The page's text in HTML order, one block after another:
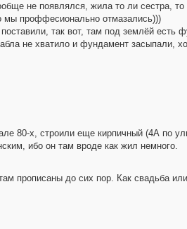
не появлялся, жила то ли сестра,
мы проффесионально отмазались)))
так вот, там под землёй есть
не хватило и фундамент засыпали,
80-х, строили еще кирпичный (4А по
ибо он там вроде как жил немного.
прописаны до сих пор. Как свадьба